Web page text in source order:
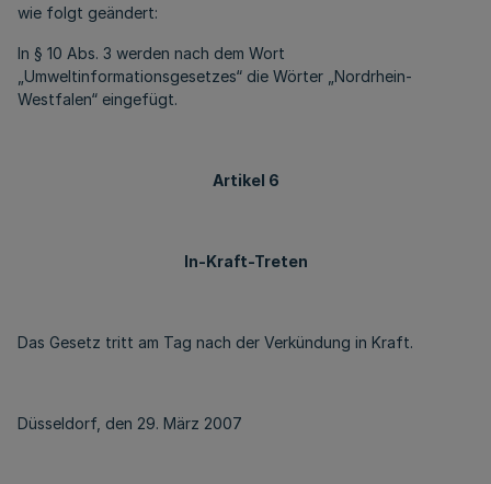
wie folgt geändert:
In § 10 Abs. 3 werden nach dem Wort
„Umweltinformationsgesetzes“ die Wörter „Nordrhein-
Westfalen“ eingefügt.
Artikel 6
In-Kraft-Treten
Das Gesetz tritt am Tag nach der Verkündung in Kraft.
Düsseldorf, den 29. März 2007